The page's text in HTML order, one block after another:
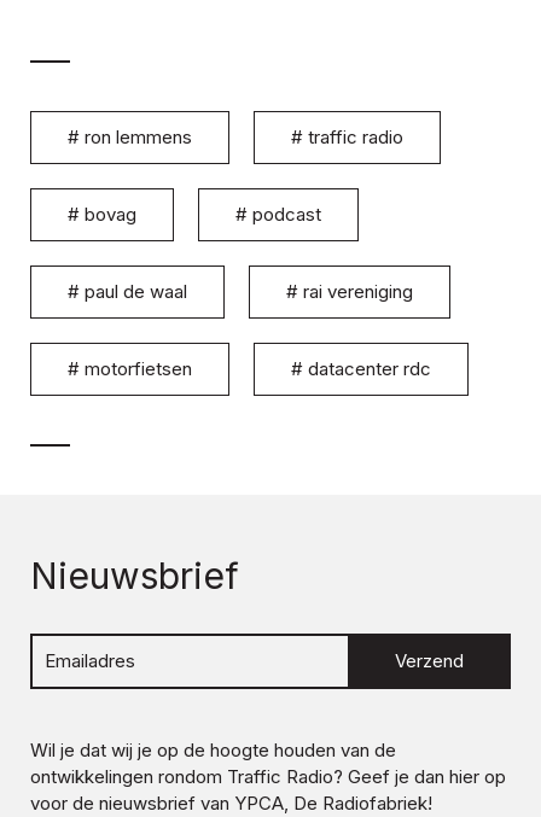
# ron lemmens # traffic radio
# bovag # podcast
# paul de waal # rai vereniging
# motorfietsen # datacenter rdc
Nieuwsbrief
Verzend
Wil je dat wij je op de hoogte houden van de
ontwikkelingen rondom Traffic Radio? Geef je dan hier op
voor de nieuwsbrief van YPCA, De Radiofabriek!